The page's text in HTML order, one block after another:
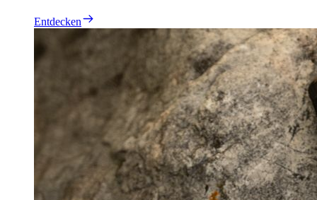
Entdecken